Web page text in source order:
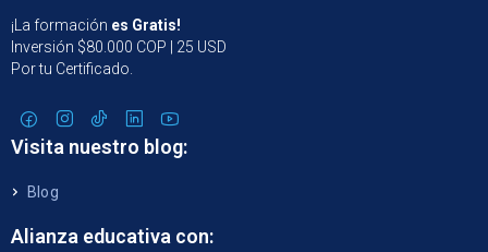
¡La formación es Gratis!
Inversión $80.000 COP | 25 USD
Por tu Certificado.
Visita nuestro blog:
Blog
Alianza educativa con: